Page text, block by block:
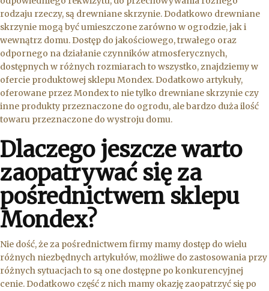
rodzaju rzeczy, są drewniane skrzynie. Dodatkowo drewniane
skrzynie mogą być umieszczone zarówno w ogrodzie, jak i
wewnątrz domu. Dostęp do jakościowego, trwałego oraz
odpornego na działanie czynników atmosferycznych,
dostępnych w różnych rozmiarach to wszystko, znajdziemy w
ofercie produktowej sklepu Mondex. Dodatkowo artykuły,
oferowane przez Mondex to nie tylko drewniane skrzynie czy
inne produkty przeznaczone do ogrodu, ale bardzo duża ilość
towaru przeznaczone do wystroju domu.
Dlaczego jeszcze warto
zaopatrywać się za
pośrednictwem sklepu
Mondex?
Nie dość, że za pośrednictwem firmy mamy dostęp do wielu
różnych niezbędnych artykułów, możliwe do zastosowania przy
różnych sytuacjach to są one dostępne po konkurencyjnej
cenie. Dodatkowo część z nich mamy okazję zaopatrzyć się po